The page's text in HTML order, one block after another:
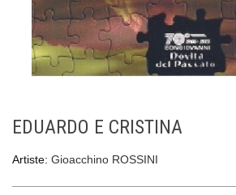
EDUARDO E CRISTINA
Artiste: Gioacchino ROSSINI